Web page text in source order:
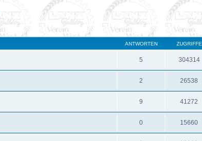
ANTWORTEN ZUGRIFFE
5 304314
2 26538
9 41272
0 15660